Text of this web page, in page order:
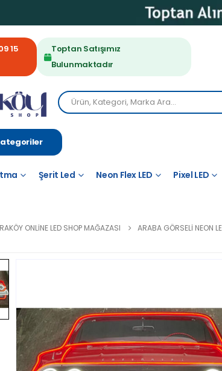
15
Toptan Satışımız
Bulunmaktadır
Şerit Led Neon Flex LED Pixel LED
ONLINE LED SHOP MAĞAZASI ARABA GÖRSELI NEON